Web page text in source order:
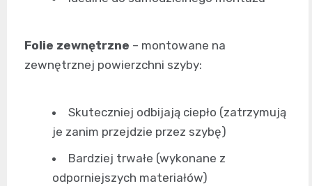
Folie zewnętrzne – montowane na
zewnętrznej powierzchni szyby:
Skuteczniej odbijają ciepło (zatrzymują
je zanim przejdzie przez szybę)
Bardziej trwałe (wykonane z
odporniejszych materiałów)